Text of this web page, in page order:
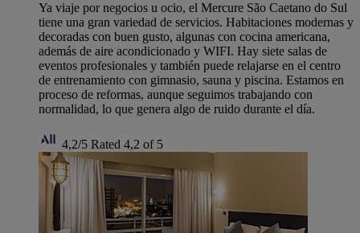
Ya viaje por negocios u ocio, el Mercure São Caetano do Sul
tiene una gran variedad de servicios. Habitaciones modernas y
decoradas con buen gusto, algunas con cocina americana,
además de aire acondicionado y WIFI. Hay siete salas de
eventos profesionales y también puede relajarse en el centro
de entrenamiento con gimnasio, sauna y piscina. Estamos en
proceso de reformas, aunque seguimos trabajando con
normalidad, lo que genera algo de ruido durante el día.
4,2/5 Rated 4,2 of 5